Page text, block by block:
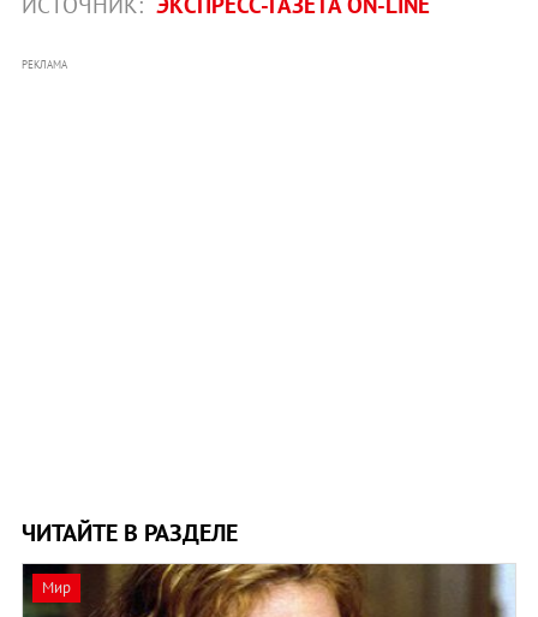
РЕКЛАМА
ЧИТАЙТЕ В РАЗДЕЛЕ
Мир